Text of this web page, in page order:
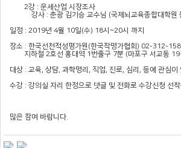
2강 : 운세산업 시장조사
강사 : 춘광 김기승 교수님 (국제뇌교육종합대학원
일정 : 2019년 4월 10일(수) 18시~20시 까지
장소 : 한국선천적성평가원(한국작명가협회) 02-312-
지하철 2호선 홍대역 1번출구 7분 (마포구 서교동 19
대상 : 교육, 상담, 과학명리, 직업, 진로, 심리, 등에 관심이
수강 : 강의실 자리 한정으로 댓글 및 전화로 수강신청 선
많은 참여 바랍니다.